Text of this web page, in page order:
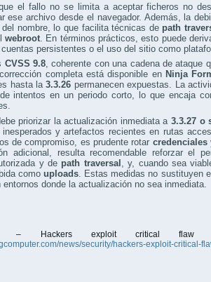
el fallo no se limita a aceptar ficheros no
ese archivo desde el navegador. Además, la
nombre, lo que facilita técnicas de path
webroot . En términos prácticos, esto puede
persistentes o el uso del sitio como
CVSS 9.8, coherente con una cadena de ataque
completa está disponible en Ninja
hasta la3.3.26 permanecen expuestas. La
intentos en un periodo corto, lo que encaja
priorizar la actualización inmediata a 3.3.27 o
inesperados y artefactos recientes en rutas
de compromiso, es prudente rotar credenciales
adicional, resulta recomendable reforzar el
y de path traversal
, y, cuando sea
comouploads . Estas medidas no sustituyen
donde la actualización no sea inmediata.
– Hackers exploit critical
news/security/hackers-exploit-critical-